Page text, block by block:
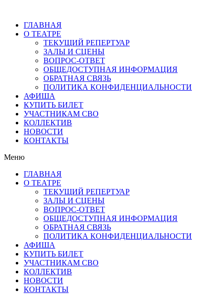
ГЛАВНАЯ
О ТЕАТРЕ
ТЕКУЩИЙ РЕПЕРТУАР
ЗАЛЫ И СЦЕНЫ
ВОПРОС-ОТВЕТ
ОБЩЕДОСТУПНАЯ ИНФОРМАЦИЯ
ОБРАТНАЯ СВЯЗЬ
ПОЛИТИКА КОНФИДЕНЦИАЛЬНОСТИ
АФИША
КУПИТЬ БИЛЕТ
УЧАСТНИКАМ СВО
КОЛЛЕКТИВ
НОВОСТИ
КОНТАКТЫ
Меню
ГЛАВНАЯ
О ТЕАТРЕ
ТЕКУЩИЙ РЕПЕРТУАР
ЗАЛЫ И СЦЕНЫ
ВОПРОС-ОТВЕТ
ОБЩЕДОСТУПНАЯ ИНФОРМАЦИЯ
ОБРАТНАЯ СВЯЗЬ
ПОЛИТИКА КОНФИДЕНЦИАЛЬНОСТИ
АФИША
КУПИТЬ БИЛЕТ
УЧАСТНИКАМ СВО
КОЛЛЕКТИВ
НОВОСТИ
КОНТАКТЫ